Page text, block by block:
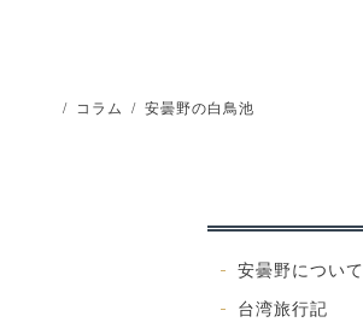
/ コラム / 安曇野の白鳥池
安曇野について
台湾旅行記